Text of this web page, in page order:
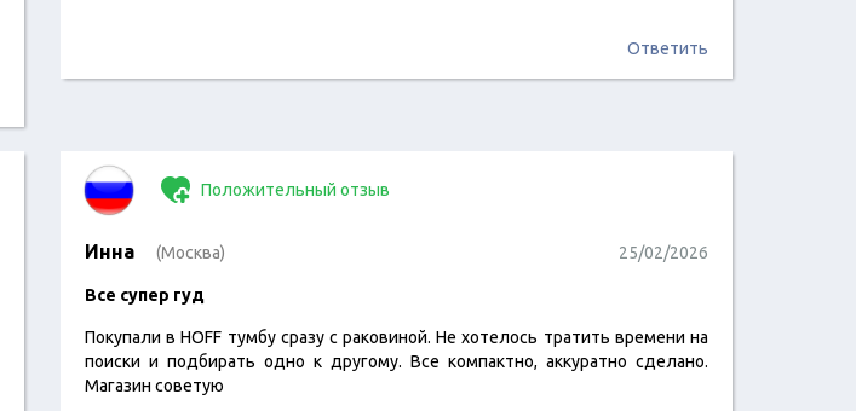
Ответить
читать отзыв
Положительный отзыв
Инна (Москва) 25/02/2026
Все супер гуд
Покупали в HOFF тумбу сразу с раковиной. Не хотелось тратить времени на
поиски и подбирать одно к другому. Все компактно, аккуратно сделано.
Магазин советую